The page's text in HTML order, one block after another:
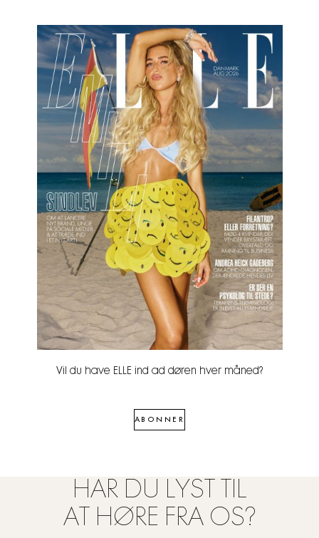
Vil du have ELLE ind ad døren hver måned?
ABONNER
HAR DU LYST TIL
AT HØRE FRA OS?